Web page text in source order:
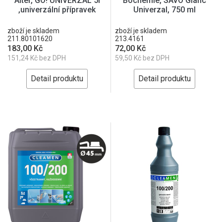
,univerzální přípravek
zboží je skladem
211.80101620
183,00 Kč
151,24 Kč bez DPH
Detail produktu
Univerzal, 750 ml
zboží je skladem
213.4161
72,00 Kč
59,50 Kč bez DPH
Detail produktu